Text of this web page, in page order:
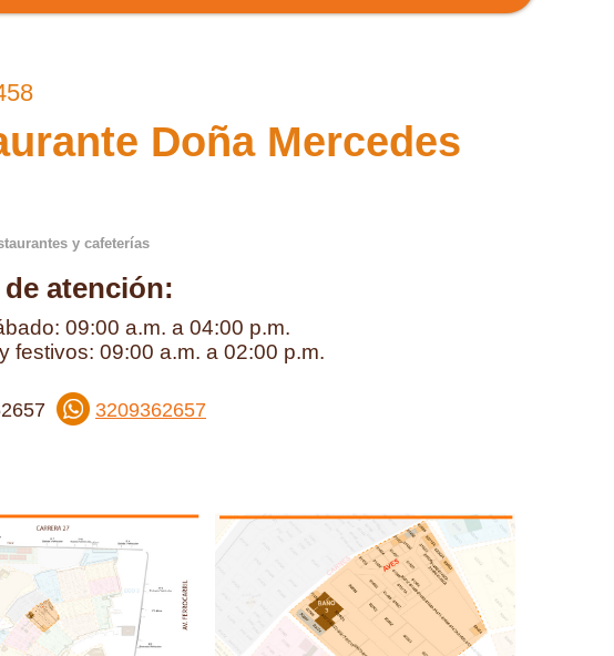
Doña Mercedes
y cafeterías
atención:
09:00 a.m. a 04:00 p.m.
festivos: 09:00 a.m. a 02:00 p.m.
3209362657